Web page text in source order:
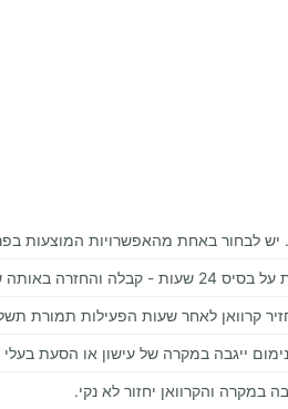
יש לבחור באחת מהאפשרויות המוצעות
יותר תחושב עם יום נוסף.
לאחר שעות הפעילות תמורת תשלום נוסף אך
ייגבה במקרה של עישון או הסעת
במקרה והקרוואן יחזור לא נקי.